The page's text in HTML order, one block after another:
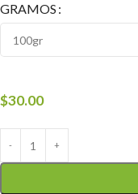
GRAMOS
$30.00